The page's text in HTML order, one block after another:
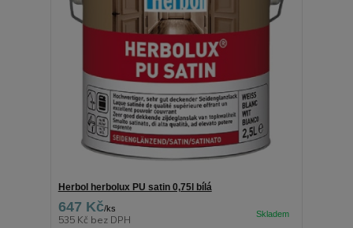
Herbol herbolux PU satin 0,75l bílá
647 Kč/ks
535 Kč bez DPH